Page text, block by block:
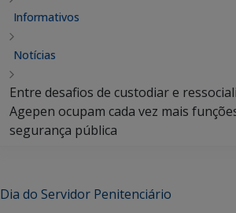
Informativos
Notícias
Entre desafios de custodiar e
Agepen ocupam cada vez mais
segurança pública
Dia do Servidor Penitenciário